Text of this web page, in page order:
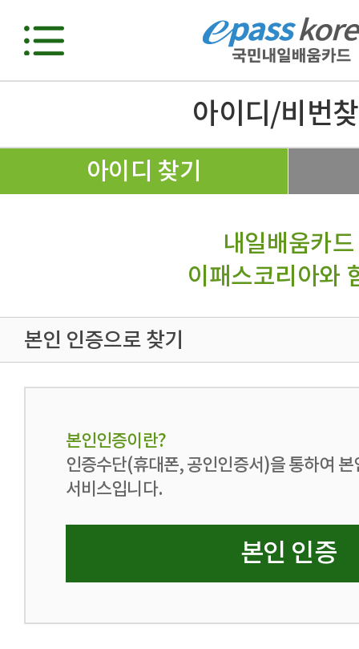
아이디/비번
아이디 찾기
내일배움카드
이패스코리아와
본인 인증으로 찾기
본인인증이란?
인증수단(휴대폰, 공인인증서)을 통하여
서비스입니다.
본인 인증